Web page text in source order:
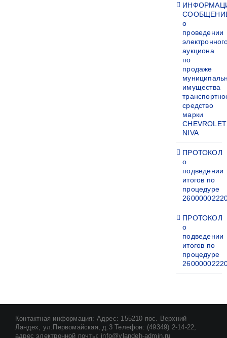
о
проведении
аукциона
по
продаже
имущества
средство
марки
CHEVROLET
NIVA
ПРОТОКОЛ
о
подведении
итогов по
процедуре
ПРОТОКОЛ
о
подведении
итогов по
процедуре
Контактная информация: Адрес: 155210 пос. Верхний
Ландех, ул.Первомайская, д.3 Телефон: (49349) 2-14-22,
адрес электронной почты: info@vlandeh-admin.ru